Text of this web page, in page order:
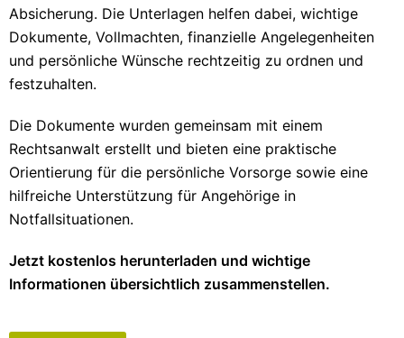
Absicherung. Die Unterlagen helfen dabei, wichtige
Dokumente, Vollmachten, finanzielle Angelegenheiten
und persönliche Wünsche rechtzeitig zu ordnen und
festzuhalten.
Die Dokumente wurden gemeinsam mit einem
Rechtsanwalt erstellt und bieten eine praktische
Orientierung für die persönliche Vorsorge sowie eine
hilfreiche Unterstützung für Angehörige in
Notfallsituationen.
Jetzt kostenlos herunterladen und wichtige
Informationen übersichtlich zusammenstellen.